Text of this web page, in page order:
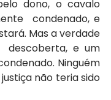
dono, o cavalo
condenado, e
Mas a verdade
descoberta, e um
Ninguém
não teria sido